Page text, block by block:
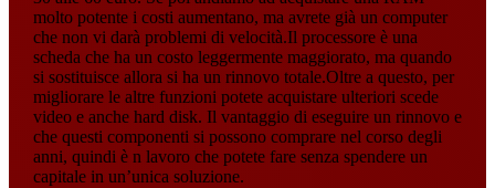
molto potente i costi aumentano, ma avrete già un computer
che non vi darà problemi di velocità.Il processore è una
scheda che ha un costo leggermente maggiorato, ma quando
si sostituisce allora si ha un rinnovo totale.Oltre a questo, per
migliorare le altre funzioni potete acquistare ulteriori scede
video e anche hard disk. Il vantaggio di eseguire un rinnovo e
che questi componenti si possono comprare nel corso degli
anni, quindi è n lavoro che potete fare senza spendere un
capitale in un’unica soluzione.